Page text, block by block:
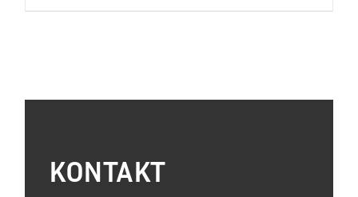
KONTAKT